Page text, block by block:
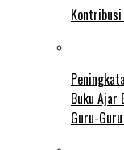
Buku Ajar
Guru-